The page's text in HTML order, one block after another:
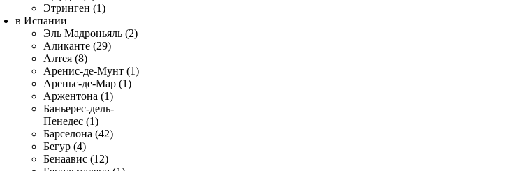
Этринген (1)
в Испании
Эль Мадроньяль (2)
Аликанте (29)
Алтея (8)
Аренис-де-Мунт (1)
Ареньс-де-Мар (1)
Аржентона (1)
Баньерес-дель-
Пенедес (1)
Барселона (42)
Бегур (4)
Бенаавис (12)